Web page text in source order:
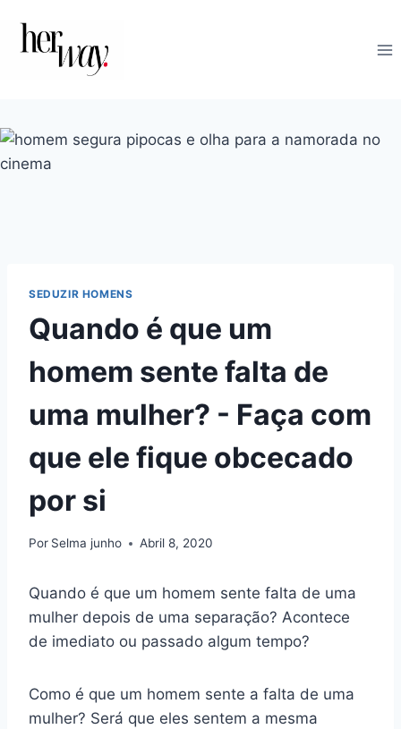
SEDUZIR HOMENS
Quando é que um
homem sente falta de
uma mulher? - Faça com
que ele fique obcecado
por si
Por Selma junho Abril 8, 2020
Quando é que um homem sente falta de uma
mulher depois de uma separação? Acontece
de imediato ou passado algum tempo?
Como é que um homem sente a falta de uma
mulher? Será que eles sentem a mesma